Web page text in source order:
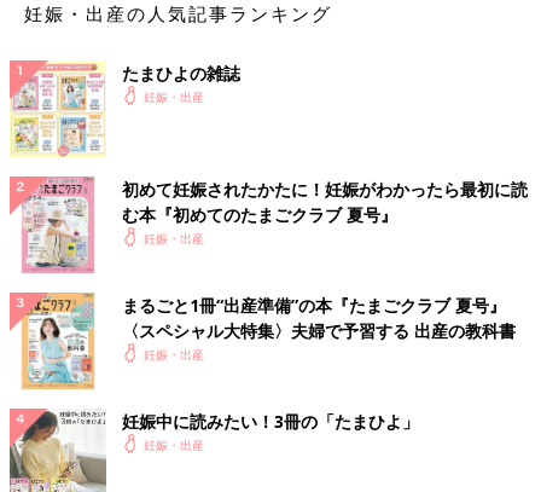
このチェックツールでは、妊娠中に口にする食材・食品・飲料の
気になりごとへの解説に加え、
時期別にチェックができます。
チェックツールで他の食べ物・飲み物を調べる
「まいにちのたまひよ」アプリをダウンロードすると、食べ物・
飲み物のOK・NGが気になったときにいつでも確認できます！
妊娠・出産の人気記事ランキング
たまひよの雑誌
妊娠・出産
初めて妊娠されたかたに！妊娠がわかったら最初に読
む本『初めてのたまごクラブ 夏号』
妊娠・出産
まるごと1冊“出産準備”の本『たまごクラブ 夏号』
〈スペシャル大特集〉夫婦で予習する 出産の教科書
妊娠・出産
妊娠中に読みたい！3冊の「たまひよ」
妊娠・出産